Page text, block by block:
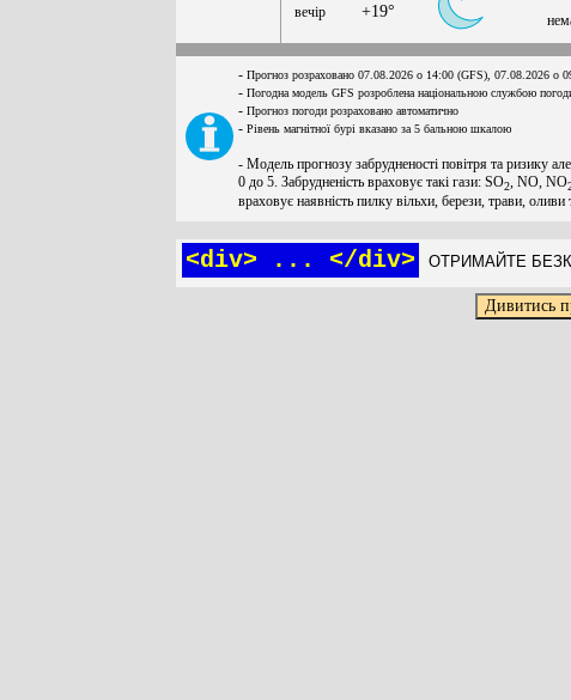
вечір +19°
- Прогноз розраховано 07.08.2026 о 14:00 (GFS), 07.08.2026 о
- Погодна модель GFS розроблена національною службою
- Прогноз погоди розраховано автоматично
- Рівень магнітної бурі вказано за 5 бальною шкалою
- Модель прогнозу забрудненості повітря та ризику
0 до 5. Забрудненість враховує такі гази: SO2 , NO, NO
враховує наявність пилку вільхи, берези, трави, оливи
<div> ... </div> ОТРИМАЙТЕ